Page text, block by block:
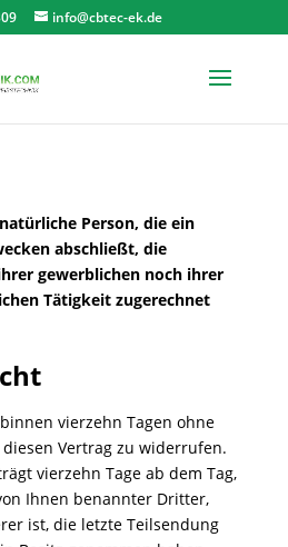
info@cbtec-ek.de
Person, die ein
abschließt, die
gewerblichen noch ihrer
Tätigkeit zugerechnet
vierzehn Tagen ohne
Vertrag zu widerrufen.
vierzehn Tage ab dem Tag,
Ihnen benannter Dritter,
ist, die letzte Teilsendung